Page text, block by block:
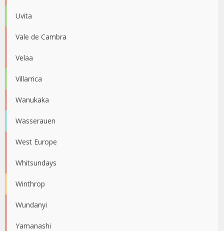
Uvita
Vale de Cambra
Velaa
Villarrica
Wanukaka
Wasserauen
West Europe
Whitsundays
Winthrop
Wundanyi
Yamanashi